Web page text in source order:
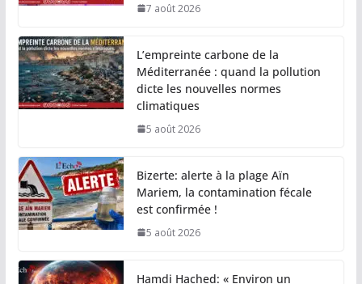
7 août 2026
L’empreinte carbone de la
Méditerranée : quand la pollution
dicte les nouvelles normes
climatiques
5 août 2026
Bizerte: alerte à la plage Aïn
Mariem, la contamination fécale
est confirmée !
5 août 2026
Hamdi Hached: « Environ un